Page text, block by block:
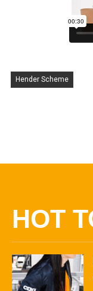
Hender Scheme
HOT